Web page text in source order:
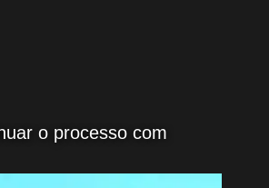
o processo com